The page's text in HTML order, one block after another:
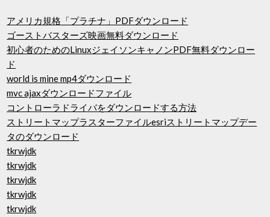
アメリカ規格「プラチナ」PDFダウンロード
ゴーストバスターズ映画無料ダウンロード
初心者のためのLinuxジェイソンキャノンPDF無料ダウンロー
ド
world is mine mp4ダウンロード
mvc ajaxダウンロードファイル
コントローラドライバをダウンロードする方法
ストリートマップラスターファイルesriストリートマップデー
タのダウンロード
tkrwjdk
tkrwjdk
tkrwjdk
tkrwjdk
tkrwjdk